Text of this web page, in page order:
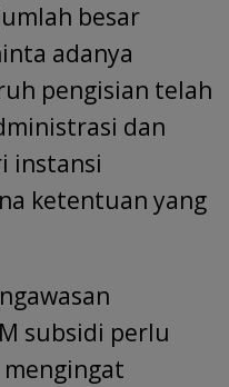
besar
adanya
pengisian telah
dan
instansi
ketentuan yang
subsidi perlu